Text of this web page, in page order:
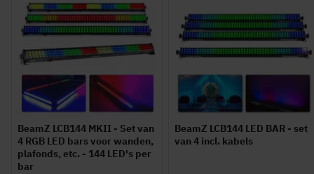
BeamZ LCB144 MKII - Set van
4 RGB LED bars voor wanden,
plafonds, etc. - 144 LED's per
bar
BeamZ LCB144 LED BAR - set
van 4 incl. kabels